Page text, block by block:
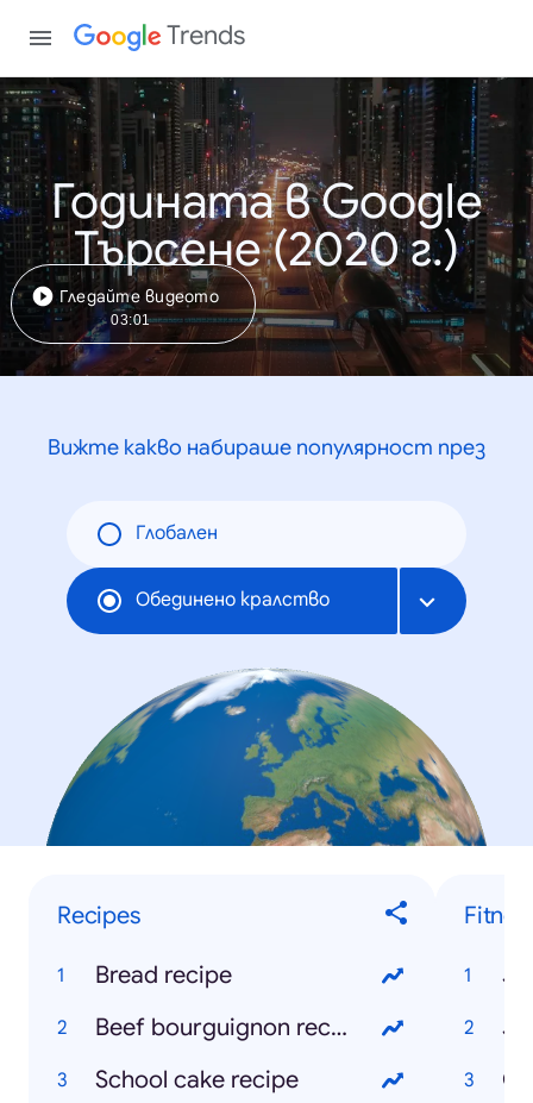
Trends
Годината в Google
Търсене (2020 г.)
Гледайте видеото
03:01
Вижте какво набираше популярност през
Глобален
Обединено кралство
Recipes
Bread recipe
Beef bourguignon recipe
School cake recipe